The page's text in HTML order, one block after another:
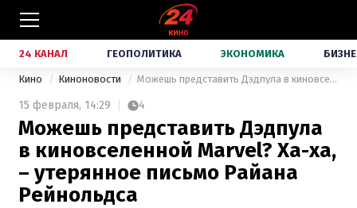
24 КАНАЛ ГЕОПОЛИТИКА ЭКОНОМИКА
Кино Киноновости Можешь представить Дэдпула в киновселенной Marvel? Ха-ха, – утерянное письмо Райана Рейнольдса
15 февраля, 14:29 4
Можешь представить Дэдпула
в киновселенной Marvel? Ха-ха,
– утерянное письмо Райана
Рейнольдса